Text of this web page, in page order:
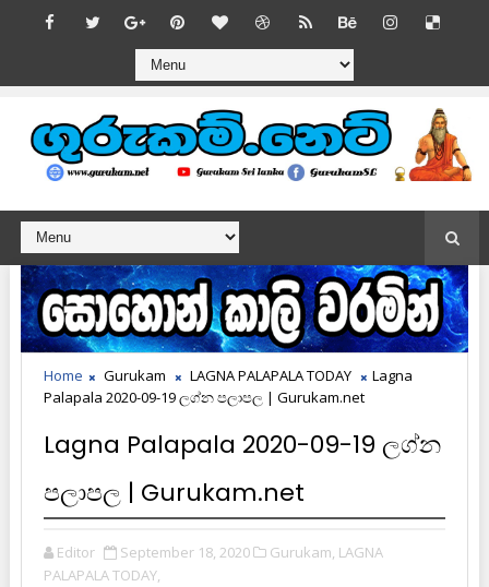
Home Gurukam LAGNA PALAPALA TODAY
Lagna
Palapala 2020-09-19 ලග්න පලාපල | Gurukam.net
Lagna Palapala 2020-09-19 ලග්න
පලාපල | Gurukam.net
Editor September 18, 2020 Gurukam, LAGNA
PALAPALA TODAY,